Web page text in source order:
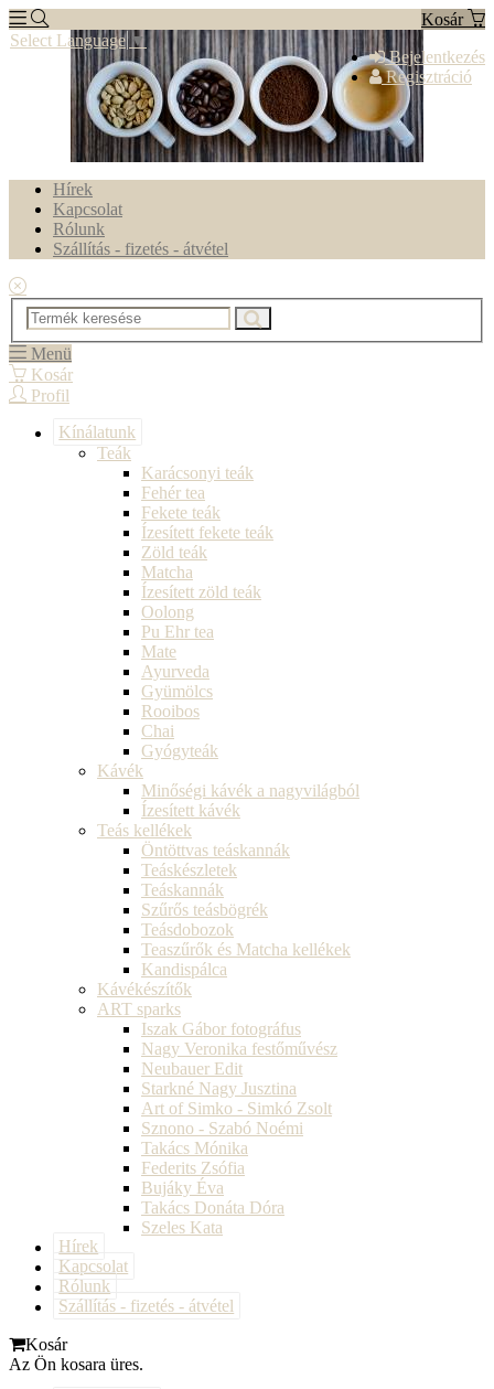
Kosár
Bejelentkezés
Regisztráció
Select Language ▼
Hírek
Kapcsolat
Rólunk
Szállítás - fizetés - átvétel
Menü
Kosár
Profil
Kínálatunk
Teák
Karácsonyi teák
Fehér tea
Fekete teák
Ízesített fekete teák
Zöld teák
Matcha
Ízesített zöld teák
Oolong
Pu Ehr tea
Mate
Ayurveda
Gyümölcs
Rooibos
Chai
Gyógyteák
Kávék
Minőségi kávék a nagyvilágból
Ízesített kávék
Teás kellékek
Öntöttvas teáskannák
Teáskészletek
Teáskannák
Szűrős teásbögrék
Teásdobozok
Teaszűrők és Matcha kellékek
Kandispálca
Kávékészítők
ART sparks
Iszak Gábor fotográfus
Nagy Veronika festőművész
Neubauer Edit
Starkné Nagy Jusztina
Art of Simko - Simkó Zsolt
Sznono - Szabó Noémi
Takács Mónika
Federits Zsófia
Bujáky Éva
Takács Donáta Dóra
Szeles Kata
Hírek
Kapcsolat
Rólunk
Szállítás - fizetés - átvétel
Kosár
Az Ön kosara üres.